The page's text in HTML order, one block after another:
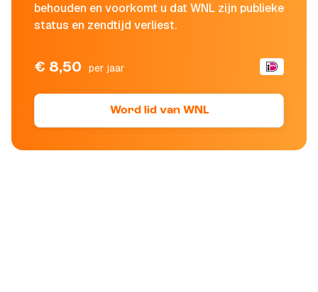
behouden en voorkomt u dat WNL zijn publieke
status en zendtijd verliest.
€ 8,50 per jaar
Word lid van WNL